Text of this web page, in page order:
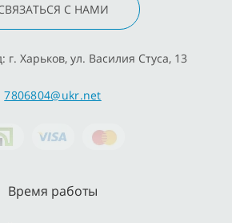
С НАМИ
г. Харьков, ул. Василия Стуса, 13
7806804@ukr.net
Время работы